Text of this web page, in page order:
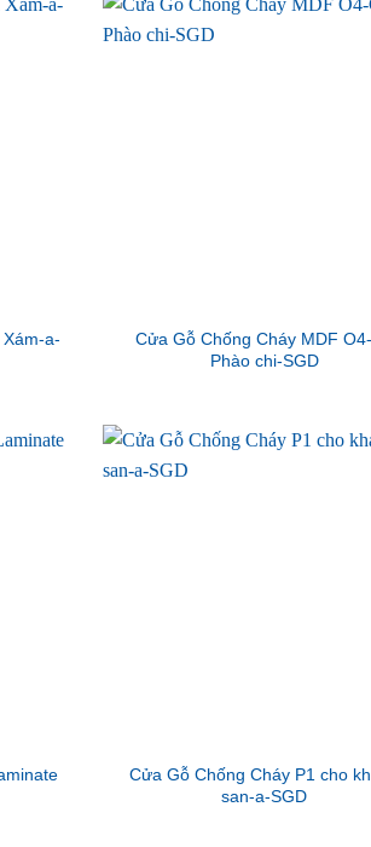
a-
Cửa Gỗ Chống Cháy MDF
Phào chi-SGD
Cửa Gỗ Chống Cháy P1 cho
san-a-SGD